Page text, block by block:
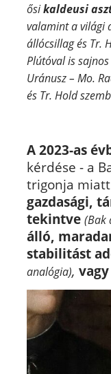
ősikaldeusi
valamint a világi
állócsillag és Tr.
Plútóval is
Uránusz – Mo.
és Tr. Hold
A 2023-as
kérdése - a
trigonja
gazdasági,
tekintve (Bak
álló,
stabilitást
analógia),